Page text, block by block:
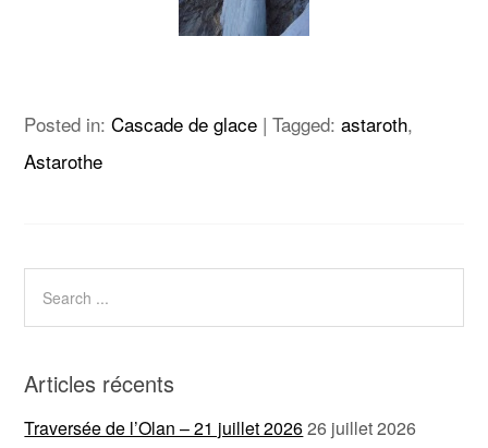
Posted in:Cascade de glace |Tagged:astaroth,
Astarothe
Articles récents
Traversée de l’Olan – 21 juillet 202626 juillet 2026